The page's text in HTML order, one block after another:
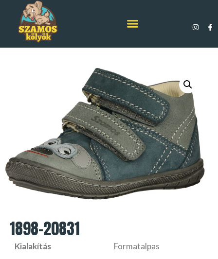
1898-20831
Kialakítás
Formatalpas